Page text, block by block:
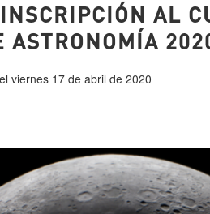
AL
ASTRONOMÍA
viernes 17 de abril de 2020